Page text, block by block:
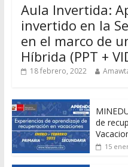
Aula Invertida:
invertido en la
en el marco de
Híbrida (PPT +
18 febrero, 2022
de
15